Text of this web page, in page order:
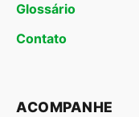
Glossário
Contato
ACOMPANHE